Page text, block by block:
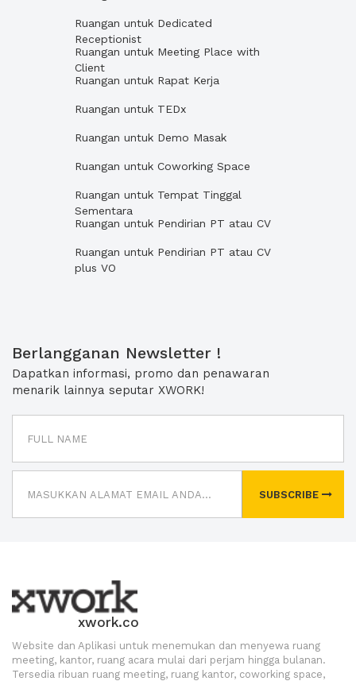
Ruangan untuk Dedicated
Receptionist
Ruangan untuk Meeting Place with
Client
Ruangan untuk Rapat Kerja
Ruangan untuk TEDx
Ruangan untuk Demo Masak
Ruangan untuk Coworking Space
Ruangan untuk Tempat Tinggal
Sementara
Ruangan untuk Pendirian PT atau CV
Ruangan untuk Pendirian PT atau CV
plus VO
Berlangganan Newsletter !
Dapatkan informasi, promo dan penawaran
menarik lainnya seputar XWORK!
SUBSCRIBE
xwork.co
Website dan Aplikasi untuk menemukan dan menyewa ruang
meeting, kantor, ruang acara mulai dari perjam hingga bulanan.
Tersedia ribuan ruang meeting, ruang kantor, coworking space,